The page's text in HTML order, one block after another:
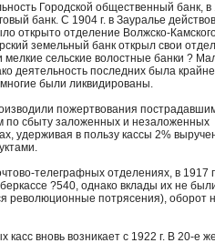
Городской общественный банк, в
банк. С 1904 г. в Зауралье
открыто отделение Волжско-
земельный банк открыл свои
мелкие сельские волостные банки ?
деятельность последних была крайне
многие были ликвидированы.
пожертвования
по сбыту заложенных и незаложенных
удерживая в пользу кассы 2%
телеграфных отделениях, в 1917
?540, однако вклады их не
революционные потрясения), оборот
касс вновь возникает с 1922 г. В 20-е